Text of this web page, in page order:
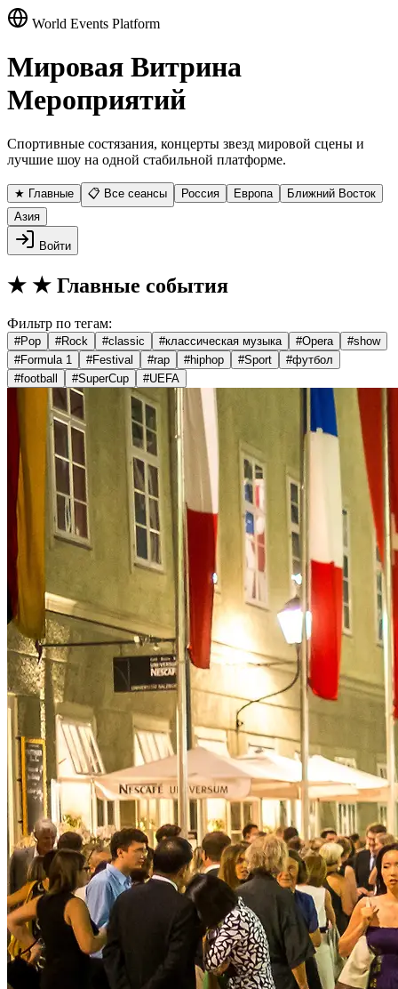
World Events Platform
Мировая Витрина
Мероприятий
Спортивные состязания, концерты звезд мировой сцены и
лучшие шоу на одной стабильной платформе.
★ Главные 📋 Все сеансы Россия Европа
Ближний Восток
Азия
Войти
★ ★ Главные события
Фильтр по тегам:
#Pop #Rock #classic #классическая музыка #Opera #show
#Formula 1 #Festival #rap #hiphop #Sport #футбол
#football #SuperCup #UEFA